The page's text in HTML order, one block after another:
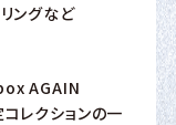
ングなど
AGAIN
レクションの一